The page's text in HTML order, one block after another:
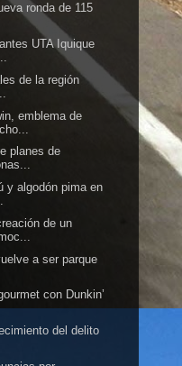
ronda de 115
UTA Iquique
de la región
emblema de
planes de
y algodón pima en
de un
a ser parque
con Dunkin’
del delito